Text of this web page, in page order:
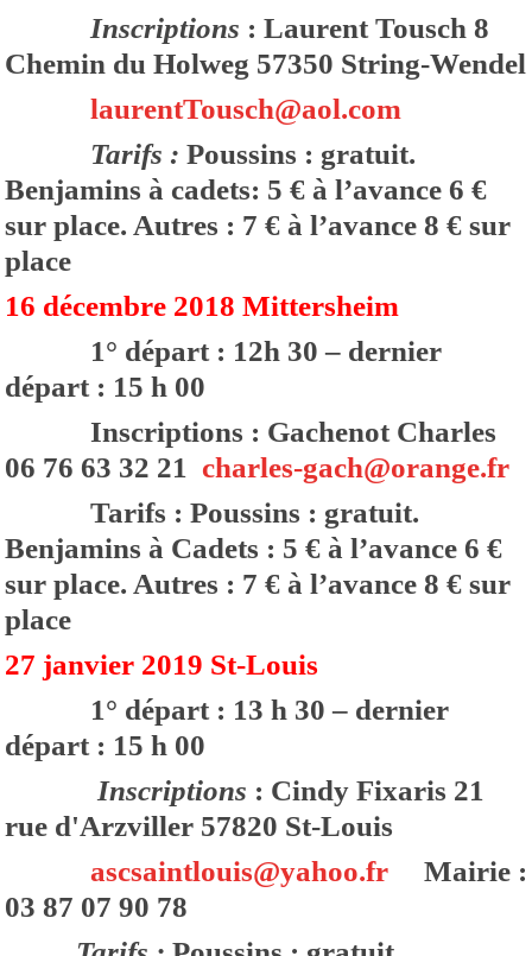
Inscriptions : Laurent Tousch 8
Chemin du Holweg 57350 String-Wendel
laurentTousch@aol.com
Tarifs : Poussins : gratuit.
Benjamins à cadets: 5 € à l’avance 6 €
sur place. Autres : 7 € à l’avance 8 € sur
place
16 décembre 2018 Mittersheim
1° départ : 12h 30 – dernier
départ : 15 h 00
Inscriptions : Gachenot Charles
06 76 63 32 21 charles-gach@orange.fr
Tarifs : Poussins : gratuit.
Benjamins à Cadets : 5 € à l’avance 6 €
sur place. Autres : 7 € à l’avance 8 € sur
place
27 janvier 2019 St-Louis
1° départ : 13 h 30 – dernier
départ : 15 h 00
Inscriptions : Cindy Fixaris 21
rue d'Arzviller 57820 St-Louis
ascsaintlouis@yahoo.fr Mairie :
03 87 07 90 78